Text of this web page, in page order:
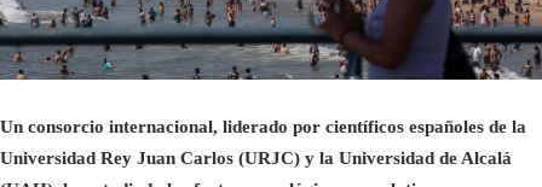
Un consorcio internacional, liderado por científicos españoles de la
Universidad Rey Juan Carlos (URJC) y la Universidad de Alcalá